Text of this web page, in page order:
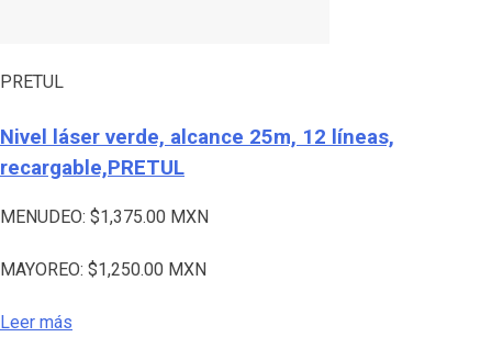
PRETUL
Nivel láser verde, alcance 25m, 12 líneas,
recargable,PRETUL
MENUDEO: $1,375.00 MXN
MAYOREO: $1,250.00 MXN
Leer más